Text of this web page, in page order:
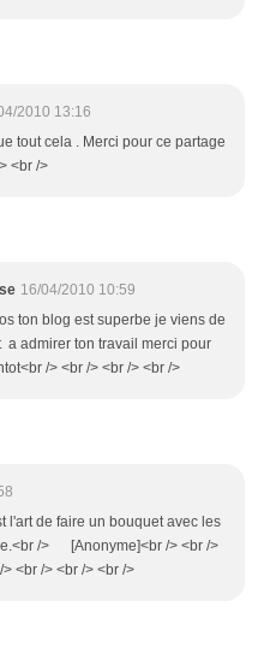
2010 13:16
tout cela . Merci pour ce partage
<br />
16/04/2010 10:59
ton blog est superbe je viens de
admirer ton travail merci pour
/> <br /> <br /> <br />
l'art de faire un bouquet avec les
/> [Anonyme]<br /> <br />
<br /> <br /> <br />